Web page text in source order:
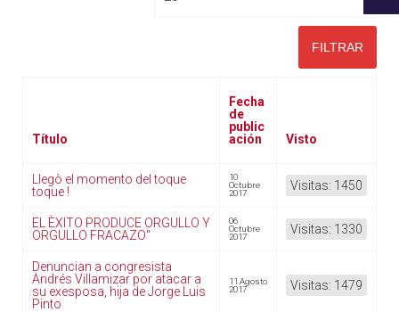
FILTRAR
Título
Fecha
de
public
ación
Visto
Llegò el momento del toque
toque !
10
Octubre
2017
Visitas: 1450
EL ÈXITO PRODUCE ORGULLO Y
ORGULLO FRACAZO"
06
Octubre
2017
Visitas: 1330
Denuncian a congresista
Andrés Villamizar por atacar a
su exesposa, hija de Jorge Luis
Pinto
11 Agosto
2017
Visitas: 1479